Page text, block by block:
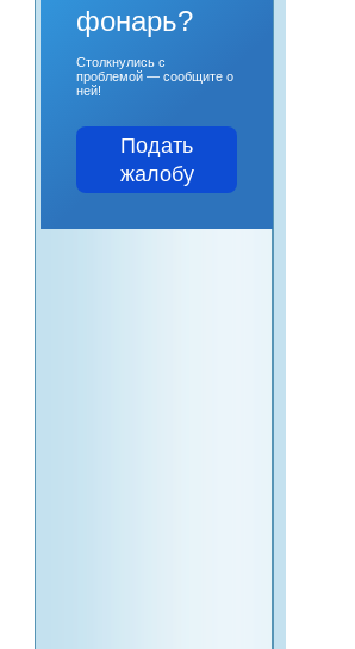
фонарь?
Столкнулись с
проблемой — сообщите о
ней!
Подать
жалобу